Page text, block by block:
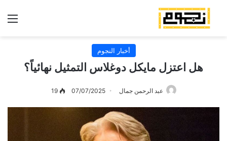
أخبار النجوم
هل اعتزل مايكل دوغلاس التمثيل نهائياً؟
عبد الرحمن جمال 07/07/2025
19